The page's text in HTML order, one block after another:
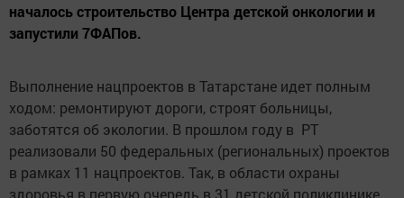
началось строительство Центра детской онкологии и
запустили 7ФАПов.
Выполнение нацпроектов в Татарстане идет полным
ходом: ремонтируют дороги, строят больницы,
заботятся об экологии. В прошлом году в РТ
реализовали 50 федеральных (региональных) проектов
в рамках 11 нацпроектов. Так, в области охраны
здоровья в первую очередь в 31 детской поликлинике